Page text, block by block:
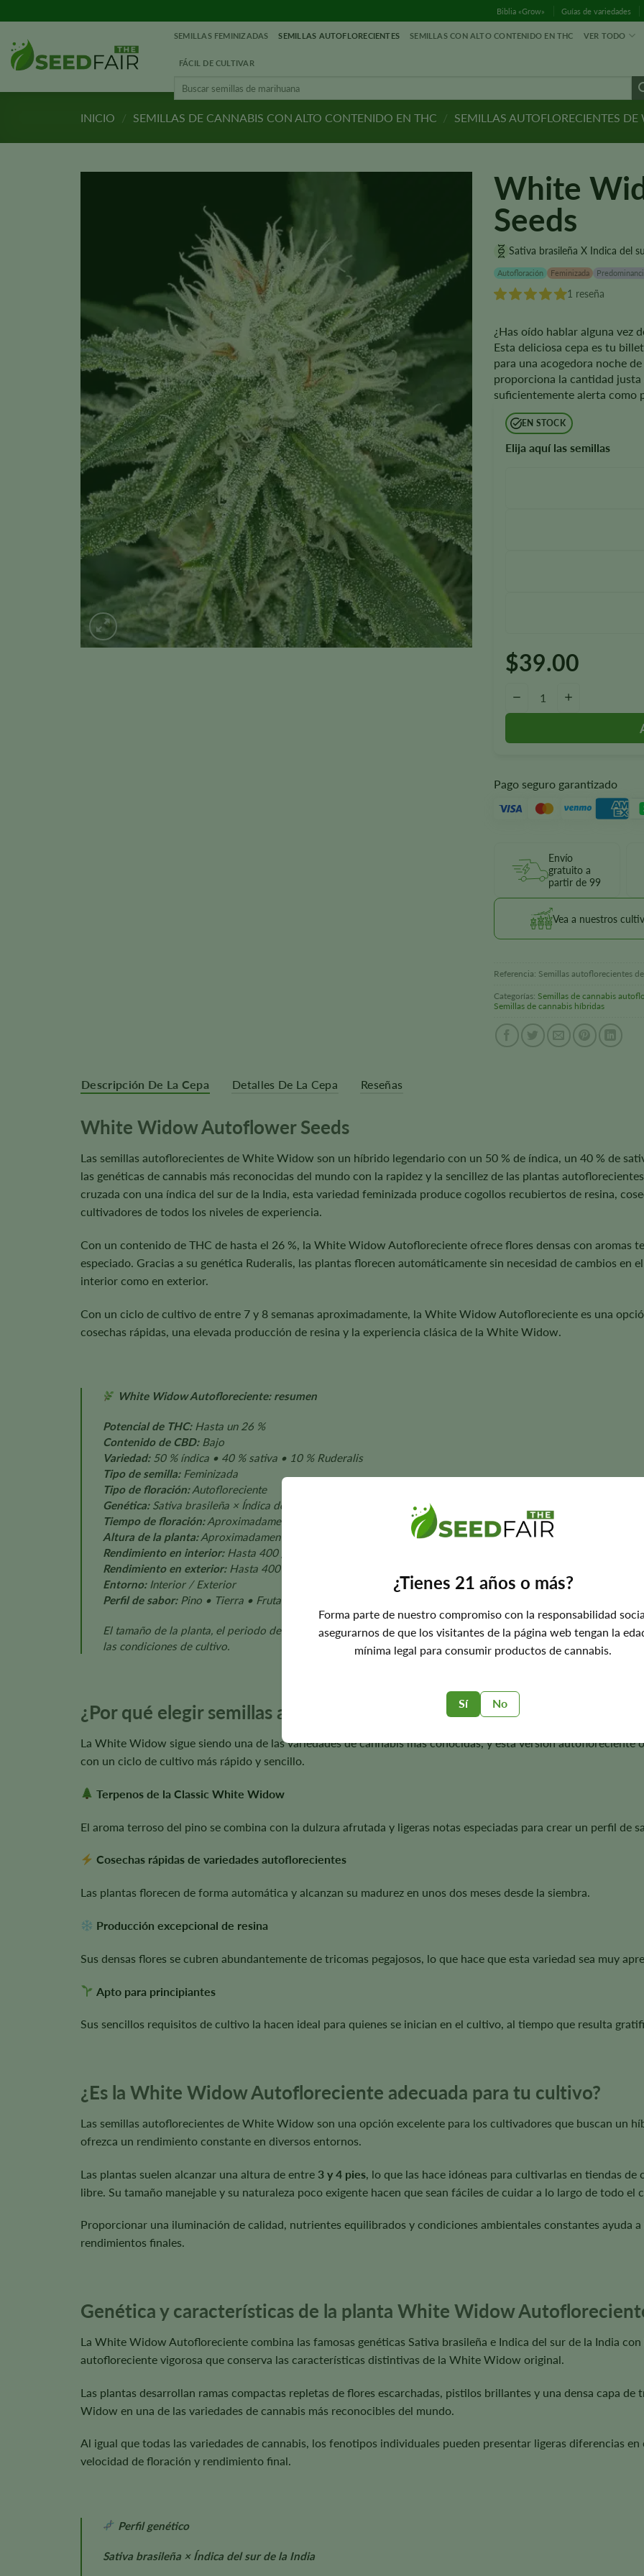
¿Tienes 21 años o más?
Forma parte de nuestro compromiso con la responsabilidad
asegurarnos de que los visitantes de la página web tengan la
mínima legal para consumir productos de cannabis.
Sí No
al
contenido
Biblia «Grow» Guías de variedades
SEMILLAS FEMINIZADAS SEMILLAS AUTOFLORECIENTES SEMILLAS CON ALTO CONTENIDO EN THC VER TODO
FÁCIL DE CULTIVAR
Buscar:
INICIO / SEMILLAS DE CANNABIS CON ALTO CONTENIDO EN THC / SEMILLAS AUTOFLORECIENTES
White
Seeds
Sativa brasileña X Indica del
Autofloración Feminizada
1 reseña
¿Has oído hablar alguna vez
Esta deliciosa cepa es tu
para una acogedora noche
proporciona la cantidad
suficientemente alerta como
EN STOCK
Elija aquí las semillas
$39.00
-
Pago seguro garantizado
Envío
gratuito a
partir de 99
Vea a nuestros
Referencia: Semillas autoflorecientes
Categorías: Semillas de cannabis
Semillas de cannabis híbridas
Descripción De La Cepa Detalles De La Cepa Reseñas
White Widow Autoflower Seeds
Las semillas autoflorecientes de White Widow son un híbrido legendario con un 50 % de índica, un 40 % de
las genéticas de cannabis más reconocidas del mundo con la rapidez y la sencillez de las plantas
cruzada con una índica del sur de la India, esta variedad feminizada produce cogollos recubiertos de resina,
cultivadores de todos los niveles de experiencia.
Con un contenido de THC de hasta el 26 %, la White Widow Autofloreciente ofrece flores densas con aromas
especiado. Gracias a su genética Ruderalis, las plantas florecen automáticamente sin necesidad de cambios
interior como en exterior.
Con un ciclo de cultivo de entre 7 y 8 semanas aproximadamente, la White Widow Autofloreciente es una
cosechas rápidas, una elevada producción de resina y la experiencia clásica de la White Widow.
White Widow Autofloreciente: resumen
Potencial de THC:Hasta un 26 %
Contenido de CBD:Bajo
Variedad:50 % índica • 40 % sativa • 10 % Ruderalis
Tipo de semilla:Feminizada
Tipo de floración:Autofloreciente
Genética:Sativa brasileña × Índica del sur de la India
Tiempo de floración:Aproximadamente 7–8 semanas
Altura de la planta:Aproximadamente 3–4 pies
Rendimiento en interior:Hasta 400 g/m²
Rendimiento en exterior:Hasta 400 g por planta
Entorno:Interior / Exterior
Perfil de sabor:Pino • Tierra • Fruta • Especias
El tamaño de la planta, el periodo de floración, el contenido en cannabinoides, el aroma, el sabor y el
las condiciones de cultivo.
¿Por qué elegir semillas autoflorecientes de White Widow?
La White Widow sigue siendo una de las variedades de cannabis más conocidas, y esta versión autofloreciente
con un ciclo de cultivo más rápido y sencillo.
Terpenos de la Classic White Widow
El aroma terroso del pino se combina con la dulzura afrutada y ligeras notas especiadas para crear un perfil de
Cosechas rápidas de variedades autoflorecientes
Las plantas florecen de forma automática y alcanzan su madurez en unos dos meses desde la siembra.
Producción excepcional de resina
Sus densas flores se cubren abundantemente de tricomas pegajosos, lo que hace que esta variedad sea muy
Apto para principiantes
Sus sencillos requisitos de cultivo la hacen ideal para quienes se inician en el cultivo, al tiempo que resulta
¿Es la White Widow Autofloreciente adecuada para tu cultivo?
Las semillas autoflorecientes de White Widow son una opción excelente para los cultivadores que buscan un
ofrezca un rendimiento constante en diversos entornos.
Las plantas suelen alcanzar una altura de entre 3 y 4 pies , lo que las hace idóneas para cultivarlas en tiendas
libre. Su tamaño manejable y su naturaleza poco exigente hacen que sean fáciles de cuidar a lo largo de todo el
Proporcionar una iluminación de calidad, nutrientes equilibrados y condiciones ambientales constantes ayuda
rendimientos finales.
Genética y características de la planta White Widow
La White Widow Autofloreciente combina las famosas genéticas Sativa brasileña e Indica del sur de la India
autofloreciente vigorosa que conserva las características distintivas de la White Widow original.
Las plantas desarrollan ramas compactas repletas de flores escarchadas, pistilos brillantes y una densa capa
Widow en una de las variedades de cannabis más reconocibles del mundo.
Al igual que todas las variedades de cannabis, los fenotipos individuales pueden presentar ligeras diferencias
velocidad de floración y rendimiento final.
Perfil genético
Sativa brasileña × Índica del sur de la India